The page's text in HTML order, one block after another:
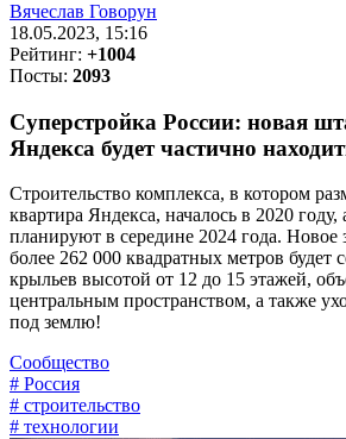
Вячеслав Говорун
18.05.2023, 15:16
Рейтинг: +1004
Посты: 2093
Суперстройка России: новая
Яндекса будет частично
Строительство комплекса, в котором
квартира Яндекса, началось в 2020 году,
планируют в середине 2024 года.
более 262 000 квадратных метров будет
крыльев высотой от 12 до 15 этажей,
центральным пространством, а также
под землю!
Сообщество
# Россия
# строительство
# технологии